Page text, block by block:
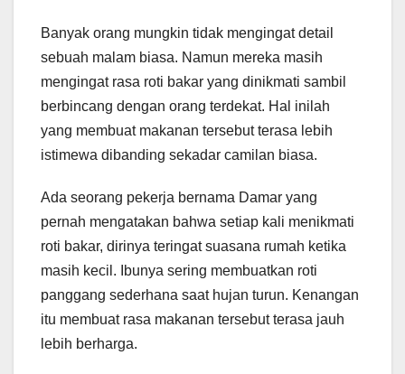
Banyak orang mungkin tidak mengingat detail
sebuah malam biasa. Namun mereka masih
mengingat rasa roti bakar yang dinikmati sambil
berbincang dengan orang terdekat. Hal inilah
yang membuat makanan tersebut terasa lebih
istimewa dibanding sekadar camilan biasa.
Ada seorang pekerja bernama Damar yang
pernah mengatakan bahwa setiap kali menikmati
roti bakar, dirinya teringat suasana rumah ketika
masih kecil. Ibunya sering membuatkan roti
panggang sederhana saat hujan turun. Kenangan
itu membuat rasa makanan tersebut terasa jauh
lebih berharga.